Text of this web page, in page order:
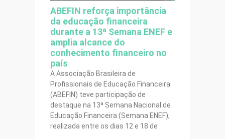
ABEFIN reforça importância
da educação financeira
durante a 13ª Semana ENEF e
amplia alcance do
conhecimento financeiro no
país
A Associação Brasileira de
Profissionais de Educação Financeira
(ABEFIN) teve participação de
destaque na 13ª Semana Nacional de
Educação Financeira (Semana ENEF),
realizada entre os dias 12 e 18 de